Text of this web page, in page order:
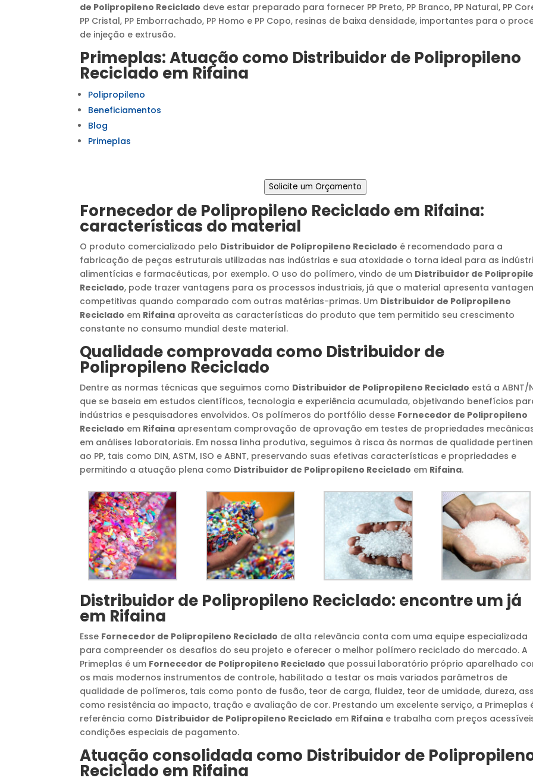
de Polipropileno Reciclado deve estar preparado para fornecer PP Preto, PP Branco, PP Natural, PP
PP Cristal, PP Emborrachado, PP Homo e PP Copo, resinas de baixa densidade, importantes para o
de injeção e extrusão.
Primeplas: Atuação como Distribuidor de Polipropileno
Reciclado em Rifaina
Polipropileno
Beneficiamentos
Blog
Primeplas
Solicite um Orçamento
Fornecedor de Polipropileno Reciclado em Rifaina:
características do material
O produto comercializado pelo Distribuidor de Polipropileno Reciclado é recomendado para a
fabricação de peças estruturais utilizadas nas indústrias e sua atoxidade o torna ideal para as
alimentícias e farmacêuticas, por exemplo. O uso do polímero, vindo de um Distribuidor de
Reciclado, pode trazer vantagens para os processos industriais, já que o material apresenta
competitivas quando comparado com outras matérias-primas. Um Distribuidor de Polipropileno
Reciclado em Rifaina aproveita as características do produto que tem permitido seu crescimento
constante no consumo mundial deste material.
Qualidade comprovada como Distribuidor de
Polipropileno Reciclado
Dentre as normas técnicas que seguimos como Distribuidor de Polipropileno Reciclado está a ABNT/
que se baseia em estudos científicos, tecnologia e experiência acumulada, objetivando benefícios
indústrias e pesquisadores envolvidos. Os polímeros do portfólio desse Fornecedor de Polipropileno
Reciclado em Rifaina apresentam comprovação de aprovação em testes de propriedades
em análises laboratoriais. Em nossa linha produtiva, seguimos à risca às normas de qualidade
ao PP, tais como DIN, ASTM, ISO e ABNT, preservando suas efetivas características e propriedades e
permitindo a atuação plena como Distribuidor de Polipropileno Reciclado em Rifaina.
Distribuidor de Polipropileno Reciclado: encontre um já
em Rifaina
Esse Fornecedor de Polipropileno Reciclado de alta relevância conta com uma equipe especializada
para compreender os desafios do seu projeto e oferecer o melhor polímero reciclado do mercado. A
Primeplas é um Fornecedor de Polipropileno Reciclado que possui laboratório próprio aparelhado
os mais modernos instrumentos de controle, habilitado a testar os mais variados parâmetros de
qualidade de polímeros, tais como ponto de fusão, teor de carga, fluidez, teor de umidade, dureza,
como resistência ao impacto, tração e avaliação de cor. Prestando um excelente serviço, a Primeplas
referência como Distribuidor de Polipropileno Reciclado em Rifaina e trabalha com preços
condições especiais de pagamento.
Atuação consolidada como Distribuidor de
Reciclado em Rifaina